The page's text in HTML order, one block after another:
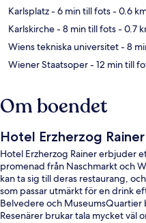
Karlsplatz- 6 min till fots- 0.6
Karlskirche- 8 min till fots- 0.7
Wiens tekniska universitet- 8
Wiener Staatsoper- 12 min till
Om boendet
Hotel Erzherzog Rainer
Hotel Erzherzog Rainer erbjuder
promenad från Naschmarkt och
kan ta sig till deras restaurang,
som passar utmärkt för en drink
Belvedere och MuseumsQuartier
Resenärer brukar tala mycket väl